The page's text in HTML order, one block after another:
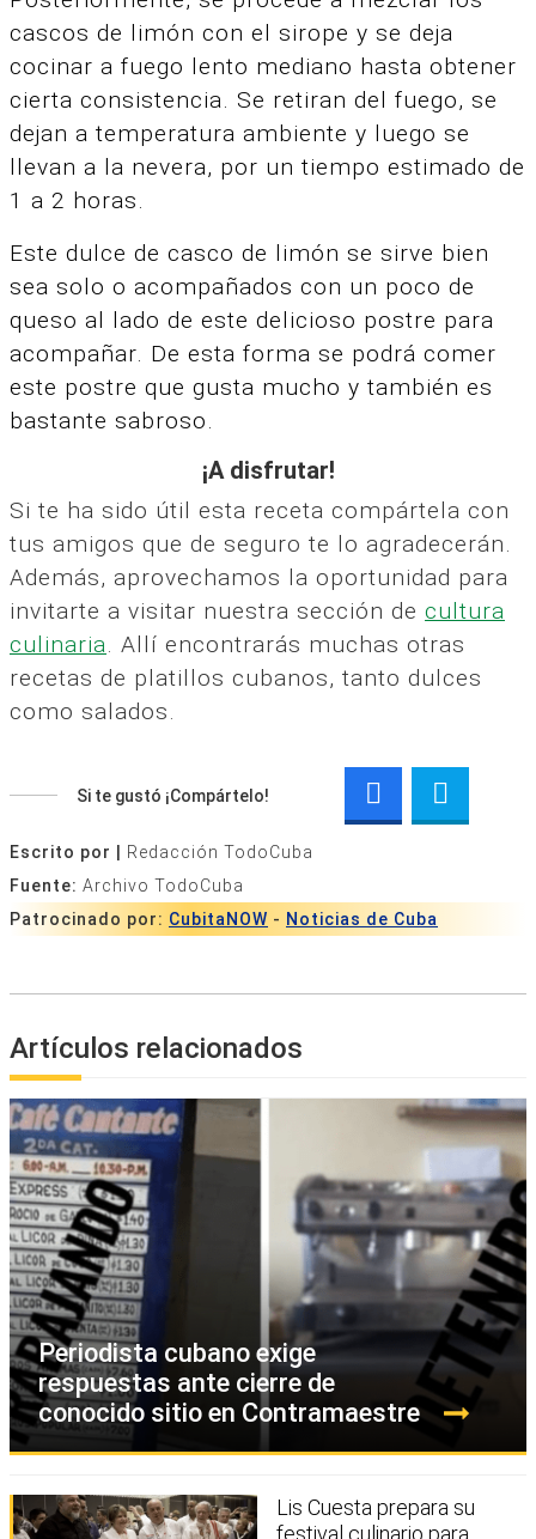
cascos de limón con el sirope y se deja
cocinar a fuego lento mediano hasta obtener
cierta consistencia. Se retiran del fuego, se
dejan a temperatura ambiente y luego se
llevan a la nevera, por un tiempo estimado de
1 a 2 horas.
Este dulce de casco de limón se sirve bien
sea solo o acompañados con un poco de
queso al lado de este delicioso postre para
acompañar. De esta forma se podrá comer
este postre que gusta mucho y también es
bastante sabroso.
¡A disfrutar!
Si te ha sido útil esta receta compártela con
tus amigos que de seguro te lo agradecerán.
Además, aprovechamos la oportunidad para
invitarte a visitar nuestra sección de cultura
culinaria . Allí encontrarás muchas otras
recetas de platillos cubanos, tanto dulces
como salados.
Si te gustó ¡Compártelo!
Escrito por | Redacción TodoCuba
Fuente: Archivo TodoCuba
Patrocinado por: CubitaNOW - Noticias de Cuba
Artículos relacionados
Periodista cubano exige
respuestas ante cierre de
conocido sitio en Contramaestre
Lis Cuesta prepara su
festival culinario para